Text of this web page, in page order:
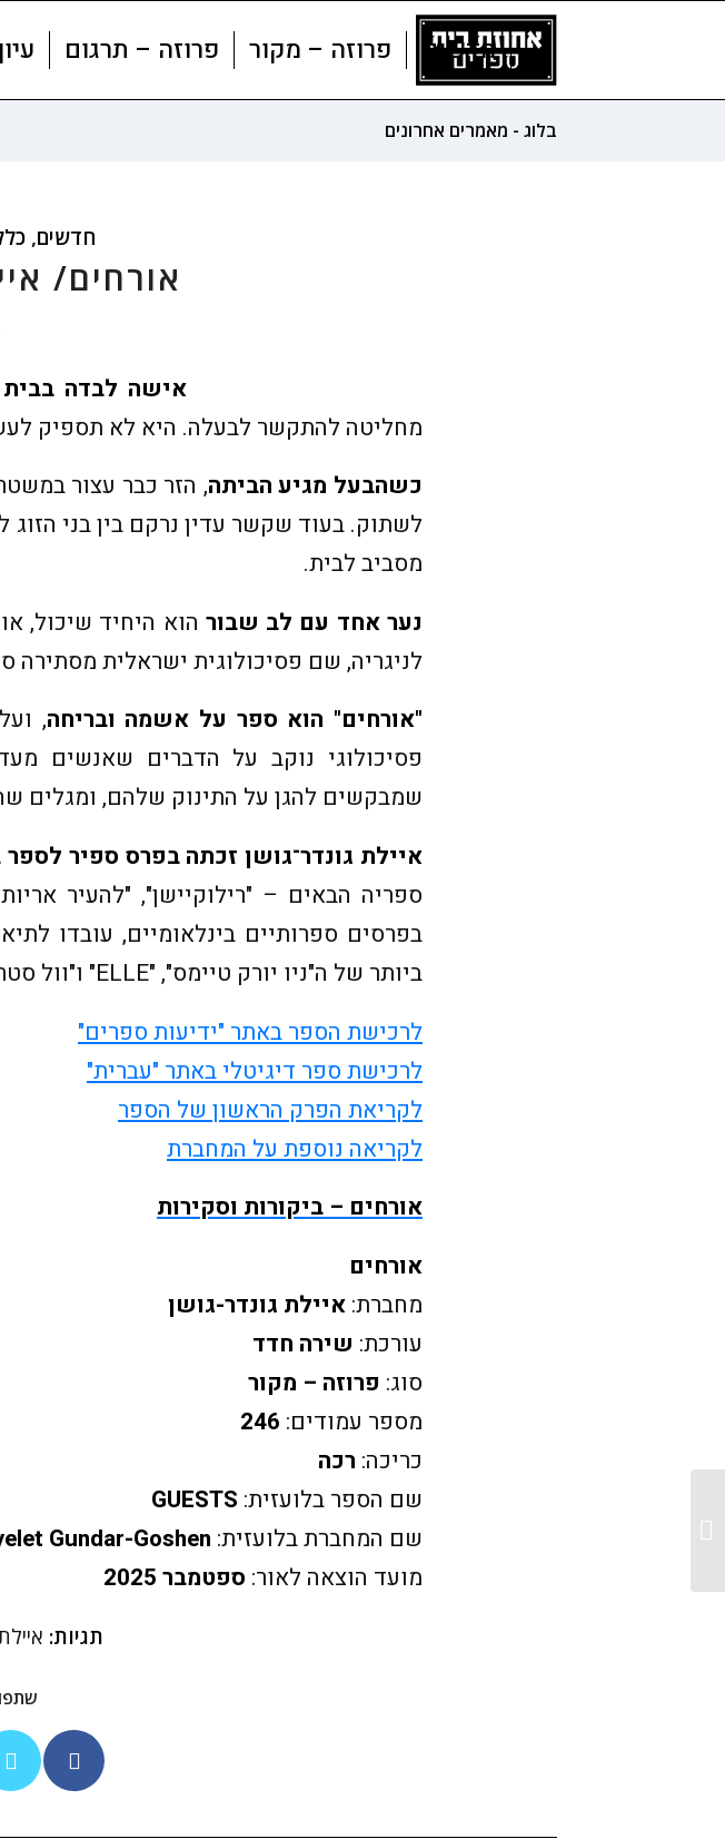
חדשים פרוזה – מקור פרוזה – תרגום
בלוג - מאמרים אחרונים
חדשים,
אורחים/
אישה לבדה
מחליטה להתקשר לבעלה. היא לא תספיק
כשהבעל מגיע הביתה, הזר כבר עצור
לשתוק. בעוד שקשר עדין נרקם בין בני
מסביב לבית.
נער אחד עם לב שבור הוא היחיד שיכול,
לניגריה, שם פסיכולוגית ישראלית
"אורחים" הוא ספר על אשמה ובריחה,
פסיכולוגי נוקב על הדברים שאנשים
שמבקשים להגן על התינוק שלהם, ומגלים
איילת גונדר־גושן זכתה בפרס ספיר לספר
בפרסים ספרותיים בינלאומיים, עובדו
ביותר של ה"ניו יורק טיימס", "ELLE" ו"וול סטריט ג'ורנל".
לרכישת הספר באתר "ידיעות ספרים"
לרכישת ספר דיגיטלי באתר "עברית"
לקריאת הפרק הראשון של הספר
לקריאה נוספת על המחברת
אורחים – ביקורות וסקירות
אורחים
מחברת:איילת גונדר-גושן
עורכת: שירה חדד
סוג: פרוזה – מקור
מספר עמודים: 246
כריכה: רכה
שם הספר בלועזית: GUESTS
שם המחברת בלועזית:
מועד הוצאה לאור: ספטמבר 2025
תגיות: